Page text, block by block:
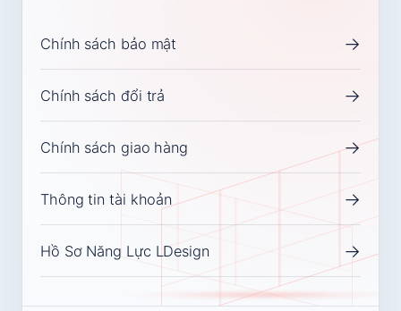
Chính sách bảo mật →
Chính sách đổi trả →
Chính sách giao hàng →
Thông tin tài khoản →
Hồ Sơ Năng Lực LDesign →